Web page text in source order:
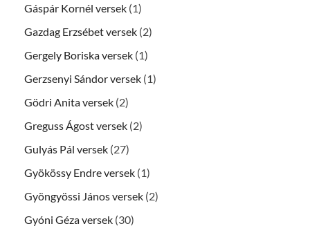
Gáspár Kornél versek (1)
Gazdag Erzsébet versek (2)
Gergely Boriska versek (1)
Gerzsenyi Sándor versek (1)
Gödri Anita versek (2)
Greguss Ágost versek (2)
Gulyás Pál versek (27)
Gyökössy Endre versek (1)
Gyöngyössi János versek (2)
Gyóni Géza versek (30)